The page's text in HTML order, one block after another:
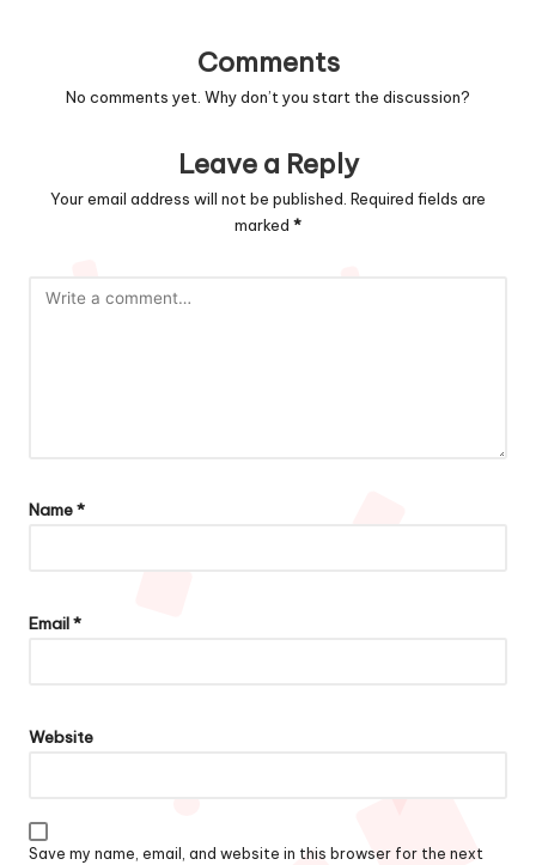
Comments
No comments yet. Why don’t you start the discussion?
Leave a Reply
Your email address will not be published. Required fields are
marked *
Name*
Email*
Website
Save my name, email, and website in this browser for the next